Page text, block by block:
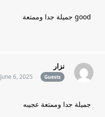
good جميلة جدا وممتعة
نزار
Guests
June 6, 2025
جميلة جدا وممتعة عجيبه